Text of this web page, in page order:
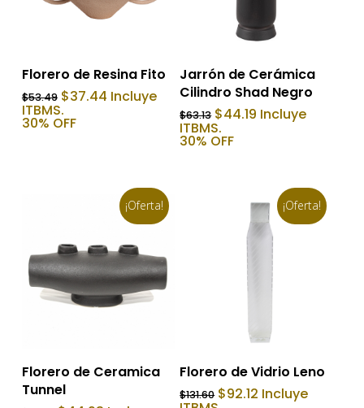
Añadir Al Carrito
Florero de Resina Fito
$53.49 El
precio
original
$37.44El
precio
Incluye
ITBMS.
30% OFF
Añadir Al Carrito
Jarrón de Cerámica
Cilindro Shad Negro
$63.13 El
precio
original
$44.19 El
precio
Incluye
ITBMS.
30% OFF
¡Oferta!
Añadir Al Carrito
Florero de Ceramica
Tunnel
¡Oferta!
Añadir Al Carrito
Florero de Vidrio Leno
$131.60 El
$92.12 El
Incluye